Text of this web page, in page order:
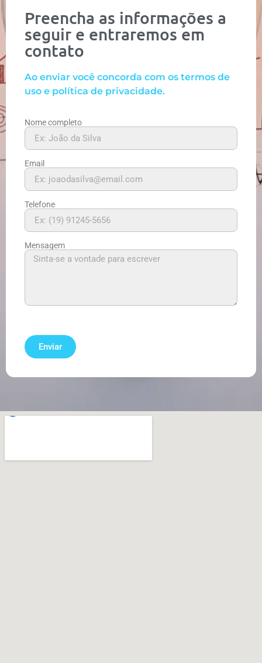
Preencha as informações a
seguir e entraremos em
contato
Ao enviar você concorda com os termos de
uso e política de privacidade.
Nome completo
Email
Telefone
Mensagem
Enviar